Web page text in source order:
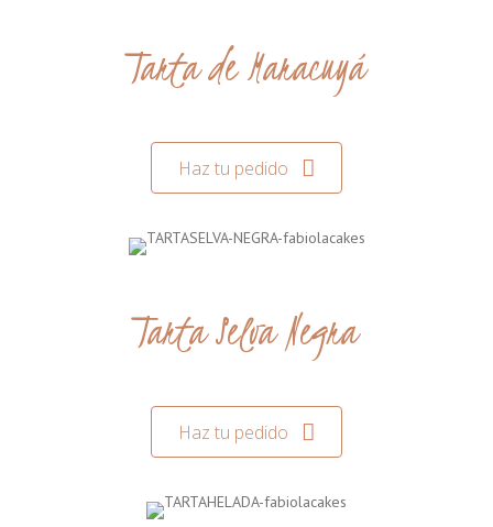
Tarta de Maracuyá
Haz tu pedido
Tarta Selva Negra
Haz tu pedido